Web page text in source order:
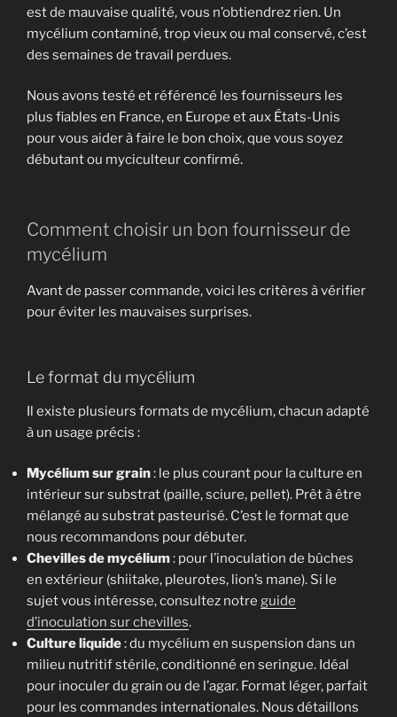
est de mauvaise qualité, vous n’obtiendrez rien. Un
mycélium contaminé, trop vieux ou mal conservé, c’est
des semaines de travail perdues.
Nous avons testé et référencé les fournisseurs les
plus fiables en France, en Europe et aux États-Unis
pour vous aider à faire le bon choix, que vous soyez
débutant ou myciculteur confirmé.
Comment choisir un bon fournisseur de
mycélium
Avant de passer commande, voici les critères à vérifier
pour éviter les mauvaises surprises.
Le format du mycélium
Il existe plusieurs formats de mycélium, chacun adapté
à un usage précis :
Mycélium sur grain: le plus courant pour la culture en
intérieur sur substrat (paille, sciure, pellet). Prêt à être
mélangé au substrat pasteurisé. C’est le format que
nous recommandons pour débuter.
Chevilles de mycélium: pour l’inoculation de bûches
en extérieur (shiitake, pleurotes, lion’s mane). Si le
sujet vous intéresse, consultez notre guide
d’inoculation sur chevilles.
Culture liquide: du mycélium en suspension dans un
milieu nutritif stérile, conditionné en seringue. Idéal
pour inoculer du grain ou de l’agar. Format léger, parfait
pour les commandes internationales. Nous détaillons